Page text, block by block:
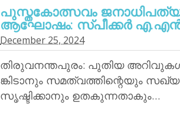
പുസ്തകോത്സവം
ആഘോഷം: സ്പീക്കര്‍
December 25, 2024
തിരുവനന്തപുരം: പുതിയ അറിവുകള്‍
ങ്കിടാനും സമത്വത്തിന്റെയും
സൃഷ്ടിക്കാനും ഉതകുന്നതാകും…